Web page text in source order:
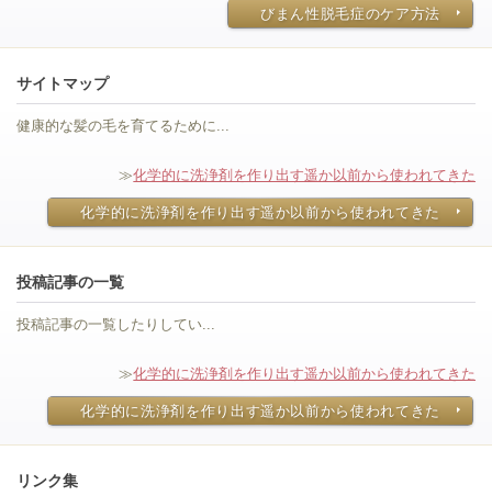
びまん性脱毛症のケア方法
サイトマップ
健康的な髪の毛を育てるために...
≫化学的に洗浄剤を作り出す遥か以前から使われてきた
化学的に洗浄剤を作り出す遥か以前から使われてきた
投稿記事の一覧
投稿記事の一覧したりしてい...
≫化学的に洗浄剤を作り出す遥か以前から使われてきた
化学的に洗浄剤を作り出す遥か以前から使われてきた
リンク集